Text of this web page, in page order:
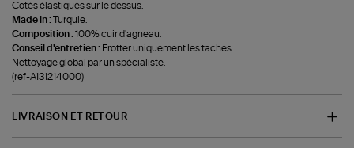
Cotés élastiqués sur le dessus.
Made in :Turquie.
Composition :100% cuir d'agneau.
Conseil d'entretien : Frotter uniquement les taches.
Nettoyage global par un spécialiste.
(ref-A131214000)
LIVRAISON ET RETOUR